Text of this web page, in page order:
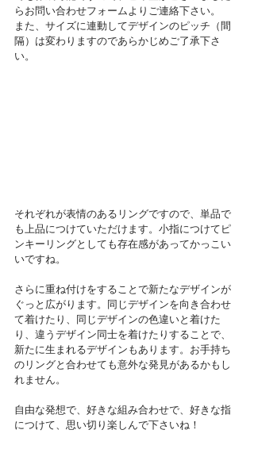
らお問い合わせフォームよりご連絡下さい。
また、サイズに連動してデザインのピッチ（間
隔）は変わりますのであらかじめご了承下さ
い。
それぞれが表情のあるリングですので、単品で
も上品につけていただけます。小指につけてピ
ンキーリングとしても存在感があってかっこい
いですね。
さらに重ね付けをすることで新たなデザインが
ぐっと広がります。同じデザインを向き合わせ
て着けたり、同じデザインの色違いと着けた
り、違うデザイン同士を着けたりすることで、
新たに生まれるデザインもあります。お手持ち
のリングと合わせても意外な発見があるかもし
れません。
自由な発想で、好きな組み合わせで、好きな指
につけて、思い切り楽しんで下さいね！